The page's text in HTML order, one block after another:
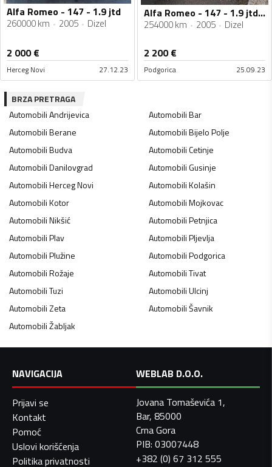
Alfa Romeo - 147 - 1.9 jtd
260000 km 2005 Dizel
2 000€
Herceg Novi 27.12.23
Alfa Romeo - 147 - 1.9 jtdm
254000 km 2005 Dizel
2 200€
Podgorica 25.09.23
BRZA PRETRAGA
AutomobiliAndrijevica AutomobiliBar
AutomobiliBerane AutomobiliBijelo Polje
AutomobiliBudva AutomobiliCetinje
AutomobiliDanilovgrad AutomobiliGusinje
AutomobiliHerceg Novi AutomobiliKolašin
AutomobiliKotor AutomobiliMojkovac
AutomobiliNikšić AutomobiliPetnjica
AutomobiliPlav AutomobiliPljevlja
AutomobiliPlužine AutomobiliPodgorica
AutomobiliRožaje AutomobiliTivat
AutomobiliTuzi AutomobiliUlcinj
AutomobiliZeta AutomobiliŠavnik
AutomobiliŽabljak
NAVIGACIJA
Prijavi se
Kontakt
Pomoć
Uslovi korišćenja
Politika privatnosti
WEBLAB D.O.O.
Jovana Tomaševića 1,
Bar, 85000
Crna Gora
PIB: 03007448
+382 (0) 67 312 555